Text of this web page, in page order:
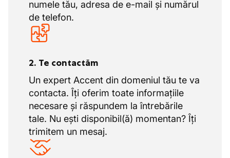
numele tău, adresa de e-mail și numărul
de telefon.
2. Te contactăm
Un expert Accent din domeniul tău te va
contacta. Îți oferim toate informațiile
necesare și răspundem la întrebările
tale. Nu ești disponibil(ă) momentan? Îți
trimitem un mesaj.